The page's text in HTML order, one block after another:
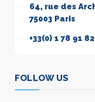
64, rue des
75003 Paris
+33(0) 1 78 91
FOLLOW US